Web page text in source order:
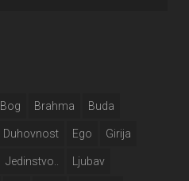
Bog Brahma Buda
Duhovnost Ego Girija
Jedinstvo.. Ljubav